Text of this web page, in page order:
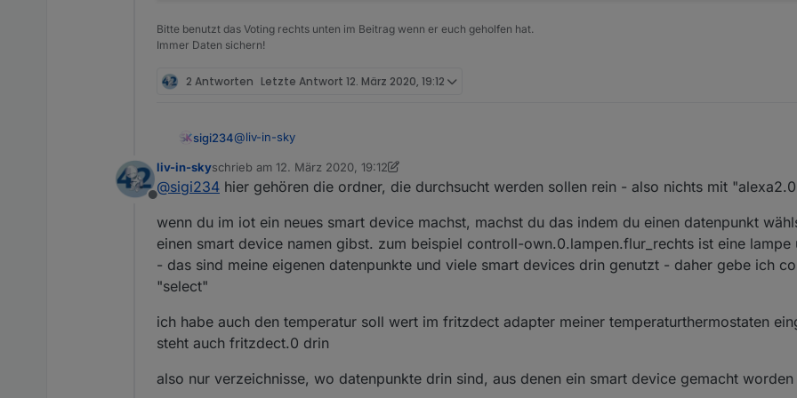
Bitte benutzt das Voting rechts unten im Beitrag wenn er euch geholfen hat.
Immer Daten sichern!
2 Antworten Letzte Antwort 12. März 2020, 19:12
sigi234@liv-in-sky
Den DP gibt es. Skript stürzt ab und legt den JS Adapter lahm.
Offline
liv-in-skyschrieb am 12. März 2020, 19:12
zuletzt editiert von liv-in-sky3. Dez. 2020, 20:13
@sigi234 hier gehören die ordner, die durchsucht werden sollen rein - also nichts mit
wenn du im iot ein neues smart device machst, machst du das indem du einen datenpunkt
einen smart device namen gibst. zum beispiel controll-own.0.lampen.flur_rechts ist eine
- das sind meine eigenen datenpunkte und viele smart devices drin genutzt - daher gebe ich
"select"
ich habe auch den temperatur soll wert im fritzdect adapter meiner temperaturthermostaten
steht auch fritzdect.0 drin
also nur verzeichnisse, wo datenpunkte drin sind, aus denen ein smart device gemacht worden